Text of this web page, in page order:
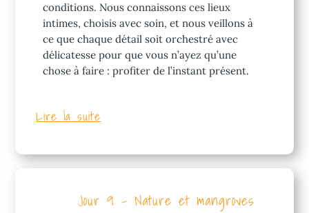
conditions. Nous connaissons ces lieux
intimes, choisis avec soin, et nous veillons à
ce que chaque détail soit orchestré avec
délicatesse pour que vous n’ayez qu’une
chose à faire : profiter de l’instant présent.
Lire la suite
Jour 9 – Nature et mangroves